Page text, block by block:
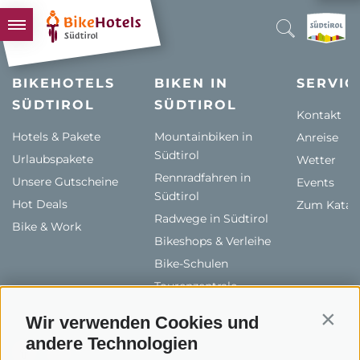
Wir verwenden Cookies und
andere Technologien
BIKEHOTELS
HOTELS & PAKETE
TOUREN & REVIERE
SÜDTIROL & WIR
SCHLUSSLICHTER
BIKEHOTELS
SÜDTIROL
Hotels & Pakete
Urlaubspakete
Unsere Gutscheine
Hot Deals
Bike & Work
BIKEN IN
SÜDTIROL
Mountainbiken in
Südtirol
Rennradfahren in
Südtirol
Radwege in Südtirol
Bikeshops & Verleihe
Bike-Schulen
Tourenzentrale
Kontakt
Anreise
Wetter
Events
Zum